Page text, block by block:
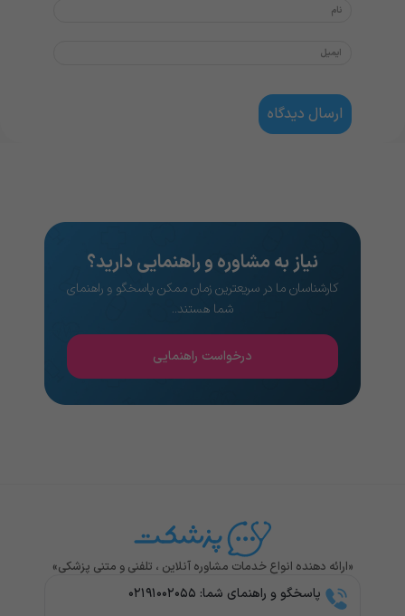
نیاز به مشاوره و راهنمایی دارید؟
کارشناسان ما در سریعترین زمان ممکن پاسخگو و راهنمای
شما هستند..
درخواست راهنمایی
«ارائه دهنده انواع خدمات مشاوره آنلاین ، تلفنی و متنی پزشکی»
پاسخگو و راهنمای شما: ۰۲۱۹۱۰۰۲۰۵۵